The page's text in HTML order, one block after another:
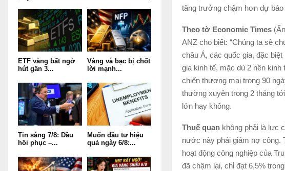
tăng trưởng chậm hơn dự báo
Theo tờ Economic Times
ANZ cho biết: “Chúng ta sẽ
châu Á, các quốc gia, đặc
gia kinh tế, mặc dù 2 nền
chiến thương mại trong 90
thường xuyên trong 2 tháng
lớn hay không.
Thuế quan không phải là lực
nước này phải giảm nợ công.
hoạt động công nghiệp của
đã chậm lại, chỉ đạt 6,5%
ETF vàng bất ngờ
hút gần 3...
Vàng và bạc bị chốt
lời mạnh...
Tin sáng 7/8: Dầu
hồi phục –...
Muốn đầu tư hiệu
quả ngày 6/8:...